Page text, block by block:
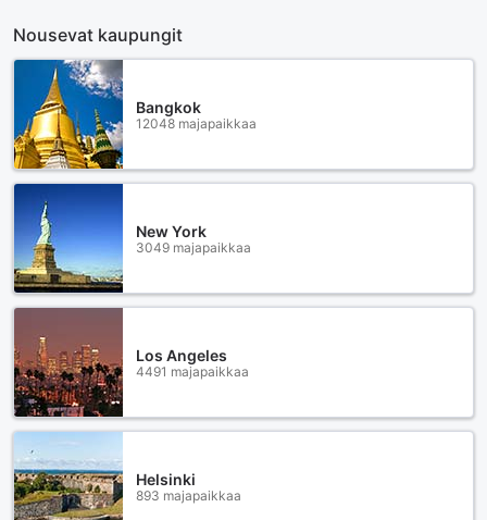
Nousevat kaupungit
Bangkok
12048 majapaikkaa
New York
3049 majapaikkaa
Los Angeles
4491 majapaikkaa
Helsinki
893 majapaikkaa